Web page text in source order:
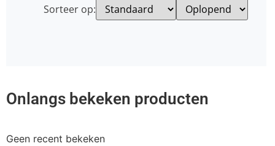
Sorteer op:
Onlangs bekeken producten
Geen recent bekeken